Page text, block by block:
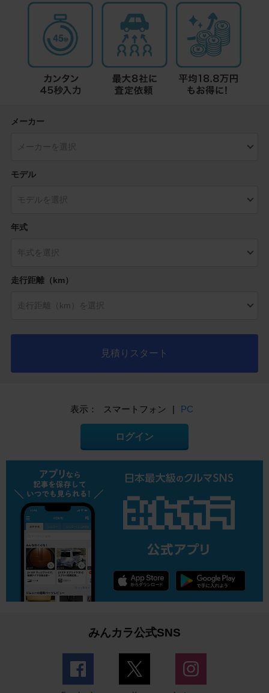
メーカー
モデル
年式
走行距離（km）
見積りスタート
表示： スマートフォン PC
ログイン
みんカラ公式SNS